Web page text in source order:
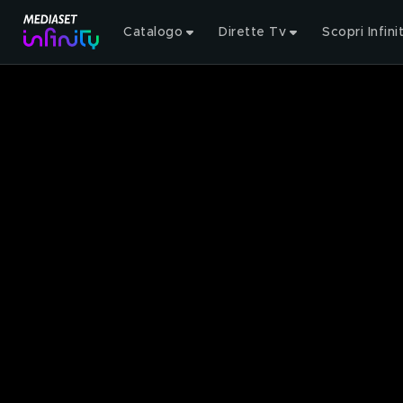
Catalogo Dirette Tv Scopri